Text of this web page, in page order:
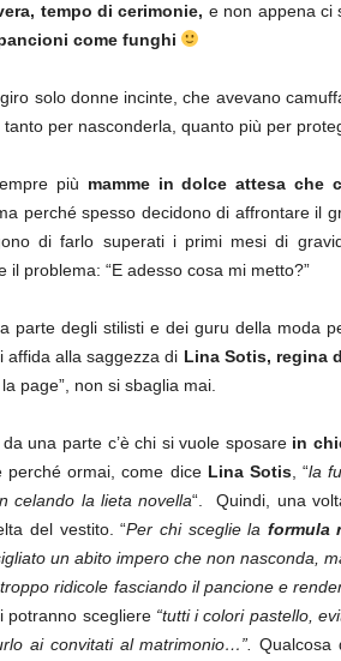
tempo di cerimonie, e non appena ci
come funghi
solo donne incinte, che avevano
per nasconderla, quanto più per
più mamme in dolce attesa che
perché spesso decidono di affrontare il
di farlo superati i primi mesi di
il problema: “E adesso cosa mi metto?”
parte degli stilisti e dei guru della moda
affida alla saggezza di Lina Sotis, regina
page”, non si sbaglia mai.
una parte c’è chi si vuole sposare in
perché ormai, come dice Lina Sotis , “la
celando la lieta novella“. Quindi, una
del vestito. “Per chi sceglie la formula
un abito impero che non nasconda,
ridicole fasciando il pancione e
potranno scegliere “tutti i colori pastello,
ai convitati al matrimonio…”.
Qualcosa